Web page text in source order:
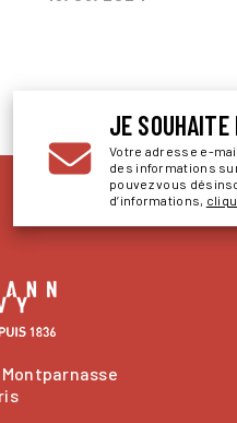
JE SOUHAITE
Votre adresse e-
des informations
pouvez vous
d’informations,
Montparnasse